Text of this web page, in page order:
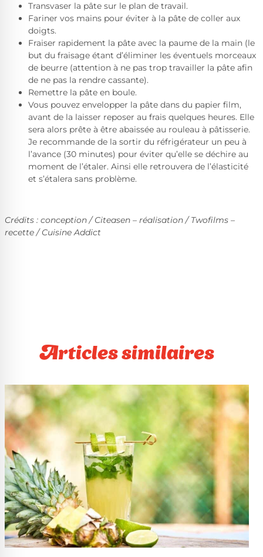
Transvaser la pâte sur le plan de travail.
Fariner vos mains pour éviter à la pâte de coller aux
doigts.
Fraiser rapidement la pâte avec la paume de la main (le
but du fraisage étant d’éliminer les éventuels morceaux
de beurre (attention à ne pas trop travailler la pâte afin
de ne pas la rendre cassante).
Remettre la pâte en boule.
Vous pouvez envelopper la pâte dans du papier film,
avant de la laisser reposer au frais quelques heures. Elle
sera alors prête à être abaissée au rouleau à pâtisserie.
Je recommande de la sortir du réfrigérateur un peu à
l’avance (30 minutes) pour éviter qu’elle se déchire au
moment de l’étaler. Ainsi elle retrouvera de l’élasticité
et s’étalera sans problème.
Crédits : conception / Citeasen – réalisation / Twofilms –
recette / Cuisine Addict
Articles similaires